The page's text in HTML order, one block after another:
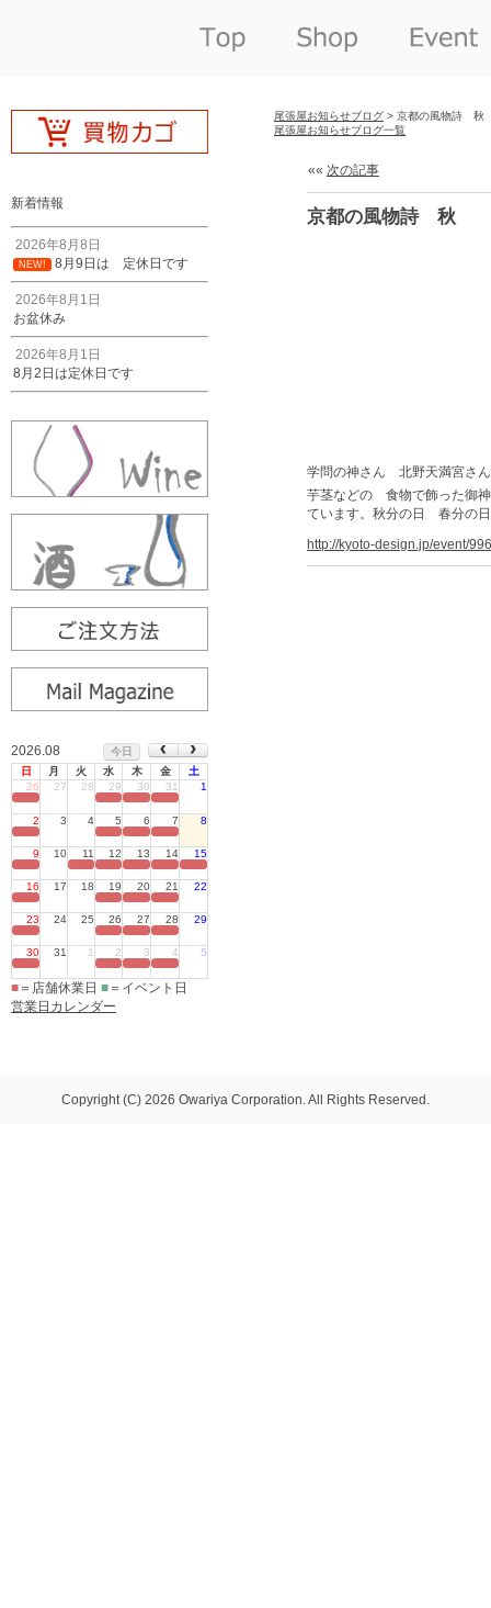
新着情報
2026年8月8日
NEW! 8月9日は 定休日です
2026年8月1日
お盆休み
2026年8月1日
8月2日は定休日です
2026.08
今日
日
月 火 水 木 金
土
26
27 28 29 30 31 1
2 3 4 5 6 7 8
9 10 11 12 13 14 15
16 17 18 19 20 21 22
23 24 25 26 27 28 29
30 31 1 2 3 4 5
■ ＝店舗休業日 ■ ＝イベント日
営業日カレンダー
尾張屋お知らせブログ > 京都の風物詩 秋
尾張屋お知らせブログ一覧
«« 次の記事
京都の風物詩 秋
学問の神さん 北野天満宮
芋茎などの 食物で飾った御
ています。秋分の日 春分の
http://kyoto-design.jp/event/
Copyright (C) 2026 Owariya Corporation. All Rights Reserved.